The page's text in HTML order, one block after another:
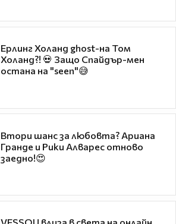
Ерлинг Холанд ghost-на Том
Холанд?! 💀 Защо Спайдър-мен
остана на "seen"😅
Втори шанс за любовта? Ариана
Гранде и Рики Алварес отново
заедно!😍